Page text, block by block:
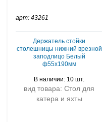
арт: 43261
Держатель стойки
столешницы нижний врезной
заподлицо Белый
ф55х190мм
В наличии: 10 шт.
вид товара: Стол для
катера и яхты